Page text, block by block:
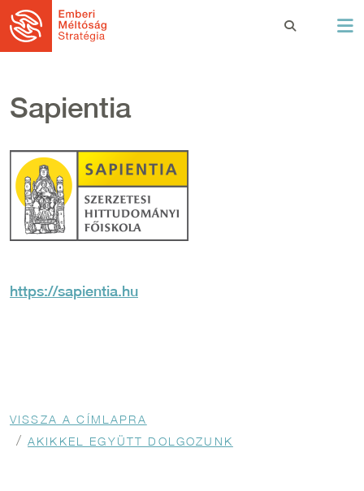
Ugrás a tartalomra
Sapientia
https://sapientia.hu
Morzsa
VISSZA A CÍMLAPRA
AKIKKEL EGYÜTT DOLGOZUNK